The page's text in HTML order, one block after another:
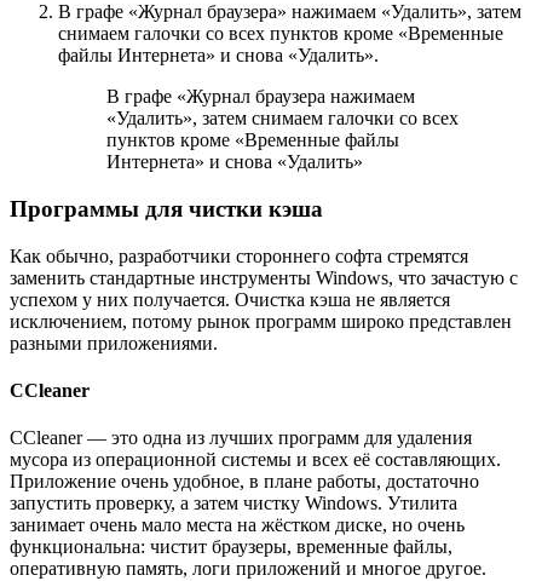
В графе «Журнал браузера» нажимаем «Удалить», затем
снимаем галочки со всех пунктов кроме «Временные
файлы Интернета» и снова «Удалить».
В графе «Журнал браузера нажимаем
«Удалить», затем снимаем галочки со всех
пунктов кроме «Временные файлы
Интернета» и снова «Удалить»
Программы для чистки кэша
Как обычно, разработчики стороннего софта стремятся
заменить стандартные инструменты Windows, что зачастую с
успехом у них получается. Очистка кэша не является
исключением, потому рынок программ широко представлен
разными приложениями.
CCleaner
CCleaner — это одна из лучших программ для удаления
мусора из операционной системы и всех её составляющих.
Приложение очень удобное, в плане работы, достаточно
запустить проверку, а затем чистку Windows. Утилита
занимает очень мало места на жёстком диске, но очень
функциональна: чистит браузеры, временные файлы,
оперативную память, логи приложений и многое другое.